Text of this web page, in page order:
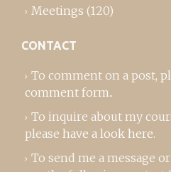
Meetings (120)
CONTACT
To comment on a post,
comment form..
To inquire about my
please have a look here.
To send me a message